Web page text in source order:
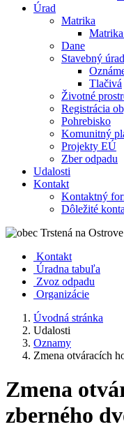
Úrad
Matrika
Dane
Stavebný úrad
Tlačivá
Životné
Registrácia
Pohrebisko
Komunitný
Projekty EÚ
Zber odpadu
Udalosti
Kontakt
Kontaktný
Dôležité
Kontakt
Úradna tabuľa
Zvoz odpadu
Organizácie
Úvodná stránka
Udalosti
Oznamy
Zmena otváracích
Zmena
zberného